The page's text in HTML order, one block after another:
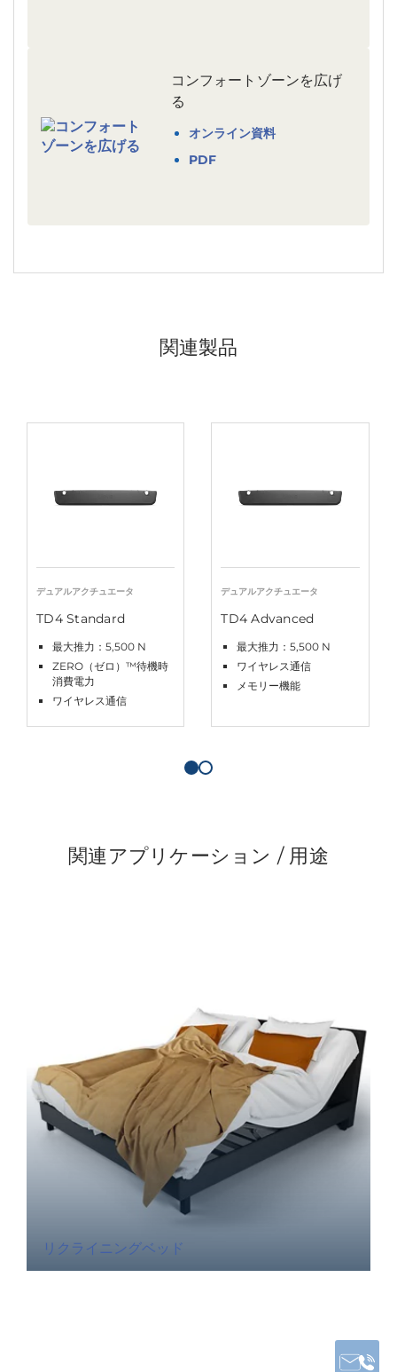
コンフォートゾーンを広げ
る
オンライン資料
PDF
関連製品
デュアルアクチュエータ
TD4 Standard
最大推力：5,500 N
ZERO（ゼロ）™待機時
消費電力
ワイヤレス通信
デュアルアクチュエータ
TD4 Advanced
最大推力：5,500 N
ワイヤレス通信
メモリー機能
関連アプリケーション / 用途
リクライニングベッド